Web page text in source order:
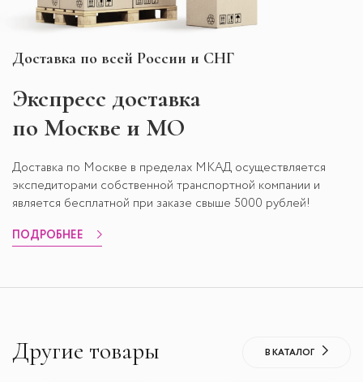
Доставка по всей России и СНГ
Экспресс доставка
по Москве и МО
Доставка по Москве в пределах МКАД осуществляется
экспедиторами собственной транспортной компании и
является бесплатной при заказе свыше 5000 рублей!
ПОДРОБНЕЕ
Другие товары В КАТАЛОГ